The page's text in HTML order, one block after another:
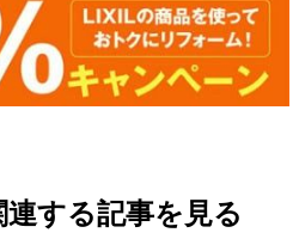
する記事を見る